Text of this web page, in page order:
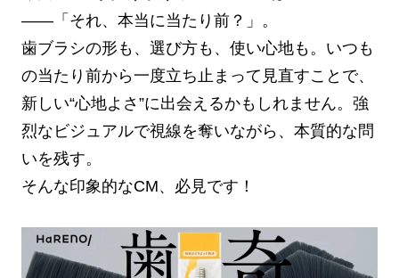
——「それ、本当に当たり前？」。
歯ブラシの形も、選び方も、使い心地も。いつも
の当たり前から一度立ち止まって見直すことで、
新しい“心地よさ”に出会えるかもしれません。強
烈なビジュアルで視線を奪いながら、本質的な問
いを残す。
そんな印象的なCM、必見です！